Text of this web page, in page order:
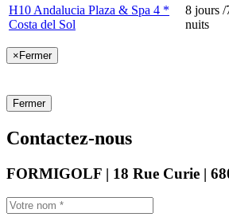
H10 Andalucia Plaza & Spa 4 *
Costa del Sol
8 jours /
nuits
×Fermer
Fermer
Contactez-nous
FORMIGOLF | 18 Rue Curie |